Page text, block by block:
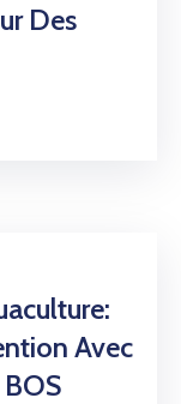
Des
Avec
BOS